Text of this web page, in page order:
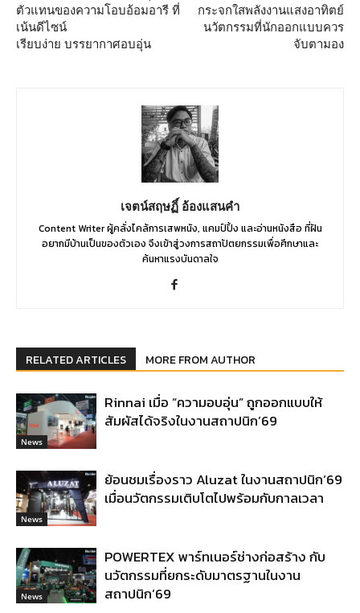
ตัวแทนของความโอบอ้อมอารี ที่
เน้นดีไซน์
เรียบง่าย บรรยากาศอบอุ่น
กระจกใสพลังงานแสงอาทิตย์
นวัตกรรมที่นักออกแบบควร
จับตามอง
เจตน์สฤษฏิ์ อ้องแสนคำ
Content Writer ผู้คลั่งไคล้การเสพหนัง, แคมป์ปิ้ง และอ่านหนังสือ ที่ฝัน
อยากมีบ้านเป็นของตัวเอง จึงเข้าสู่วงการสถาปัตยกรรมเพื่อศึกษาและ
ค้นหาแรงบันดาลใจ
RELATED ARTICLES MORE FROM AUTHOR
News
Rinnai เมื่อ “ความอบอุ่น” ถูกออกแบบให้
สัมผัสได้จริงในงานสถาปนิก’69
News
ย้อนชมเรื่องราว Aluzat ในงานสถาปนิก’69
เมื่อนวัตกรรมเติบโตไปพร้อมกับกาลเวลา
News
POWERTEX พาร์ทเนอร์ช่างก่อสร้าง กับ
นวัตกรรมที่ยกระดับมาตรฐานในงาน
สถาปนิก’69